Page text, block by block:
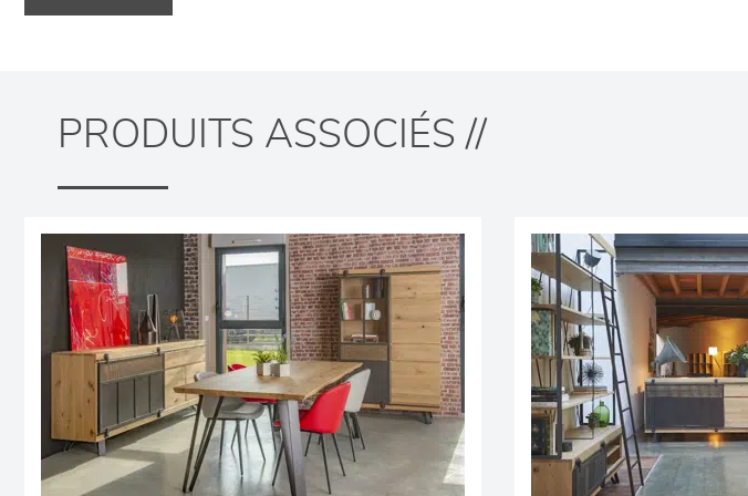
PRODUITS ASSOCIÉS //